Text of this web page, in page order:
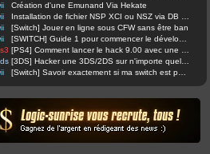
Création d'une Emunand Via Hekate
[Switch] Jouer en ligne sous CFW sans être ban